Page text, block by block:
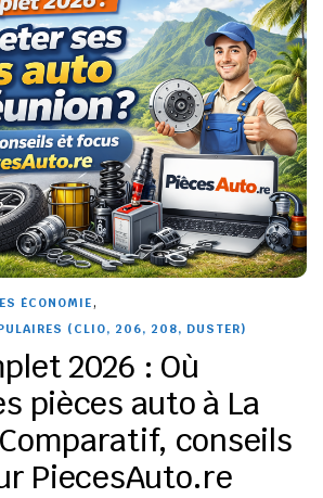
ÉCONOMIE ,
(CLIO, 206, 208, DUSTER)
2026 : Où
pièces auto à La
conseils
PiecesAuto.re